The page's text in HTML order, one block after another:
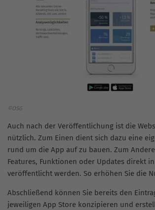
©OSG
Auch nach der Veröffentlichung ist die
nützlich. Zum Einen dient sich dazu eine
rund um die App auf zu bauen. Zum
Features, Funktionen oder Updates direkt
veröffentlicht werden. So erhöhen Sie die
Abschließend können Sie bereits den
jeweiligen App Store konzipieren und